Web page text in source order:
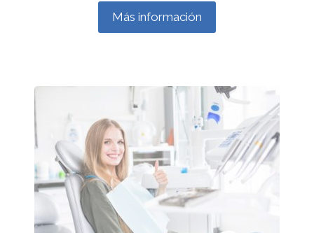
Más información